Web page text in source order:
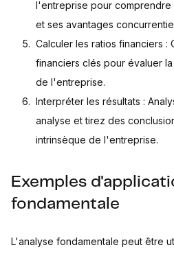
l'entreprise pour comprendre
et ses avantages
Calculer les ratios financiers :
financiers clés pour évaluer
de l'entreprise.
Interpréter les résultats :
analyse et tirez des
intrinsèque de l'entreprise.
Exemples
fondamentale
L'analyse fondamentale peut être